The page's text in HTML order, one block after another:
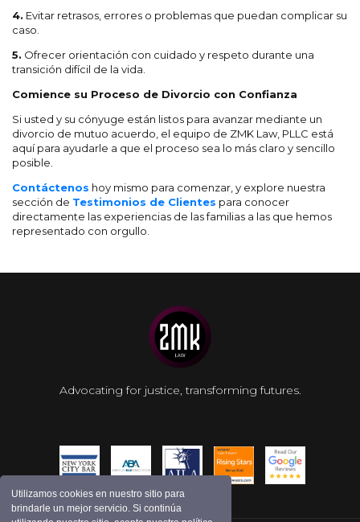
Utilizamos cookies en nuestro sitio para
brindarle un mejor servicio. Si continúa
4. Evitar retrasos, errores o problemas que puedan complicar su
caso.
5. Ofrecer orientación con cuidado y respeto durante una
transición difícil de la vida.
Comience su Proceso de Divorcio con Confianza
Si usted y su cónyuge están listos para avanzar mediante un
divorcio de mutuo acuerdo, el equipo de ZMK Law, PLLC está
aquí para ayudarle a que el proceso sea lo más claro y sencillo
posible.
Contáctenos hoy mismo para comenzar, y explore nuestra
sección de Testimonios de Clientes para conocer
directamente las experiencias de las familias a las que hemos
representado con orgullo.
Advocating for justice, transforming futures.